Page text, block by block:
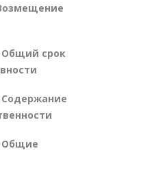
Общий срок
Содержание
Общие